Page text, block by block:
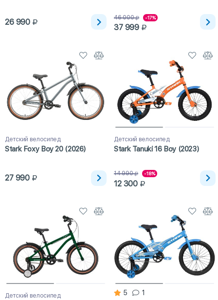
26 990
46 000 -17%
37 999
Детский велосипед
Stark Foxy Boy 20 (2026)
27 990
Детский велосипед
Stark Tanuki 16 Boy (2023)
14 990 -18%
12 300
Детский велосипед 5 1